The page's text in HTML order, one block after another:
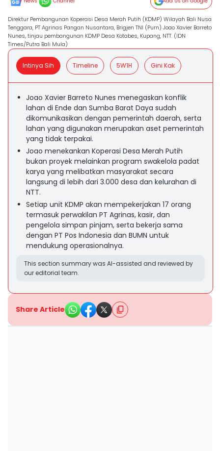
Direktur Pembangunan Koperasi Desa Merah Putih (KDMP) Wilayah Bali Nusa
Tenggara, PT Agrinas Pangan Nusantara, Brigjen TNI (Purn) Joao Xavier Barreto
Nunes, tinjau pembangunan KDMP Desa Kotabes, Kupang, NTT. (IDN
Times/Putra Bali Mula)
Intinya Sih Timeline 5W1H Gini Kak
Joao Xavier Barreto Nunes menegaskan konflik
lahan di Ende dan Sumba Barat Daya sudah
dikomunikasikan dengan pemerintah daerah, serta
lahan yang digunakan merupakan aset pemerintah
yang tidak terpakai.
Joao menekankan Koperasi Desa Merah Putih
bukan proyek melainkan program swakelola padat
karya yang melibatkan masyarakat secara
langsung di lebih dari 3.000 desa dan kelurahan di
NTT.
Setiap unit KDMP akan mempekerjakan 17 orang
termasuk perwakilan PT Agrinas, kasir, dan
pengelola simpan pinjam, serta bekerja sama
dengan PT Pos Indonesia dan BUMN untuk
mendukung operasionalnya.
This section summary was AI-assisted and reviewed by
our editorial team.
Share Article